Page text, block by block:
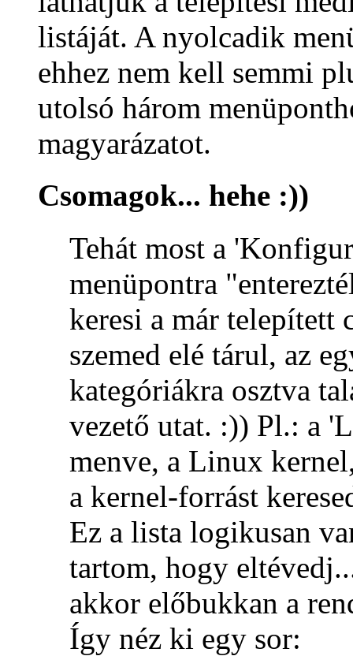
listáját. A nyolcadik
ehhez nem kell semmi
utolsó három
magyarázatot.
Csomagok... hehe :))
Tehát most a
menüpontra
keresi a már telepített
szemed elé tárul, az
kategóriákra osztva
vezető utat. :)) Pl.: a
menve, a Linux
a kernel-forrást
Ez a lista logikusan
tartom, hogy
akkor előbukkan a
Így néz ki egy sor: